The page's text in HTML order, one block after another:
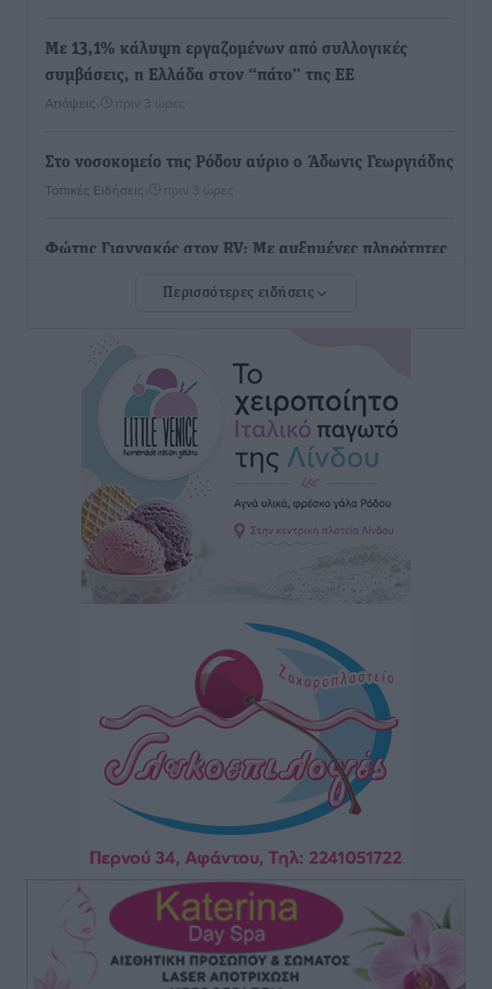
Με 13,1% κάλυψη εργαζομένων από συλλογικές
συμβάσεις, η Ελλάδα στον “πάτο” της ΕΕ
Απόψεις πριν 3 ώρες
Στο νοσοκομείο της Ρόδου αύριο ο Άδωνις Γεωργιάδης
Τοπικές Ειδήσεις πριν 3 ώρες
Φώτης Γιαννακός στον RV: Με αυξημένες πληρότητες
Α.Σ. Ρόδος: Πρώτη… στην νέα σελίδα των «ελαφιών»
(φωτορεπορτάζ)
• πριν 3 ώρες
Στίβος: Οι βαθμολογίες των συλλόγων της
Δωδεκανήσου
Αθλητικά • πριν 3 ώρες
Στον Ιπποκράτη η Μαρία Βλάχου
πριν 3 ώρες
Οικονομική ενίσχυση για συντήρηση στο κλειστό της
Αθλητικά• πριν 3 ώρες
Στάθης Αντωνάς: Ένα βήμα πριν από επαγγελματικό
συμβόλαιο πυγμαχίας με MTGP και BXGP για Ευρώπη
Περισσότερες ειδήσεις